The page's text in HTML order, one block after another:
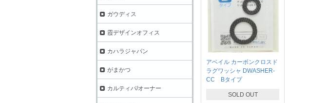
アベイル カーボンクロスド
ラグワッシャ DWASHER-
CC Bタイプ
SOLD OUT
ガウディス
霞デザインオフィス
カハラジャパン
がまかつ
カルティバ/オーナー